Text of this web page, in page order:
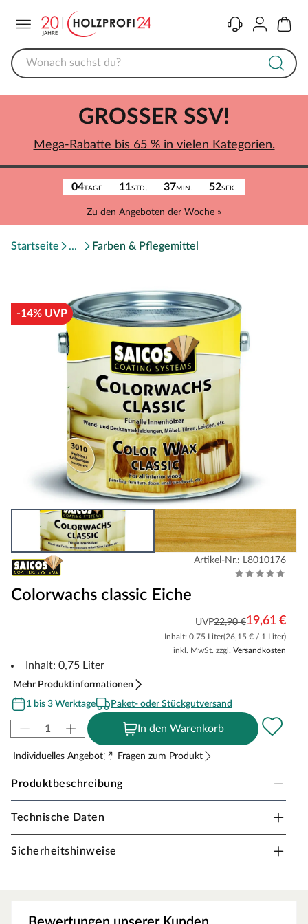
KontaktKonto
04TAGE 11STD. 37MIN. 52SEK.
Zu den Angeboten der Woche »
GROSSER SSV!
Mega-Rabatte bis 65 % in vielen Kategorien.
Startseite Farben & Pflegemittel
-14% UVP
Artikel-Nr.: L8010176
Colorwachs classic Eiche
UVP22,90 €19,61 €
Inhalt: 0.75 Liter(26,15 € / 1 Liter)
inkl. MwSt. zzgl. Versandkosten
Inhalt: 0,75 Liter
Mehr Produktinformationen
1 bis 3 Werktage
Paket- oder Stückgutversand
In den Warenkorb
Individuelles Angebot Fragen zum Produkt
Produktbeschreibung
SAICOS Colorwachs
auf Naturöl-Basis
Technische Daten
Sicherheitshinweise